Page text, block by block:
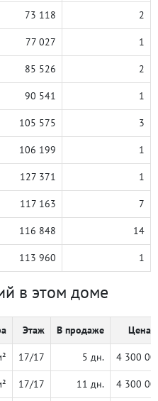
73 118 2
77 027 1
85 526 2
90 541 1
105 575 3
106 199 1
127 371 1
117 163 7
116 848 14
113 960 1
в этом доме
Этаж В продаже Цена,
17/17 5 дн. 4 300
17/17 11 дн. 4 300